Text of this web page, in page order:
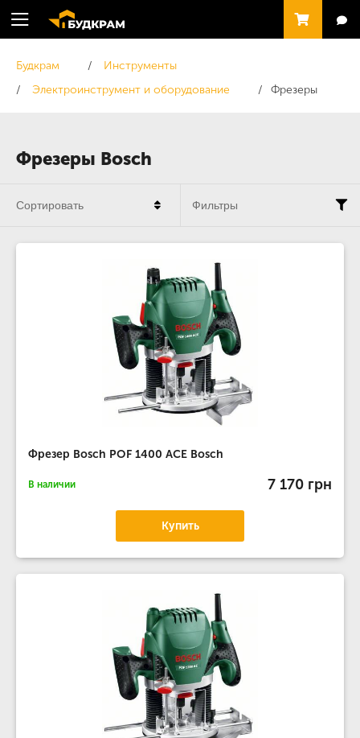
Фрезеры Bosch
Будкрам
Инструменты
Электроинструмент и оборудование
Фрезеры
Фрезер Bosch POF 1400 ACE Bosch
В наличии 7 170 грн
Купить
Сортировать Фильтры